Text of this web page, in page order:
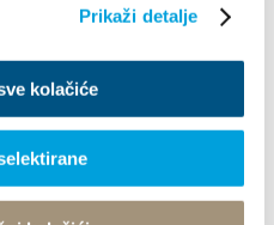
Prikaži detalje
kolačiće
Wskazówki